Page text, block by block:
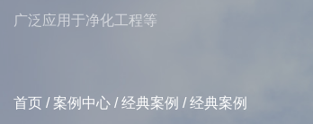
广泛应用于净化工程等
首页 / 案例中心 /经典案例 /经典案例